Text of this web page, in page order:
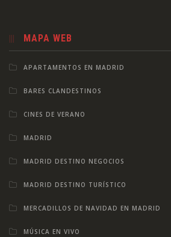
MAPA WEB
APARTAMENTOS EN MADRID
BARES CLANDESTINOS
CINES DE VERANO
MADRID
MADRID DESTINO NEGOCIOS
MADRID DESTINO TURÍSTICO
MERCADILLOS DE NAVIDAD EN MADRID
MÚSICA EN VIVO